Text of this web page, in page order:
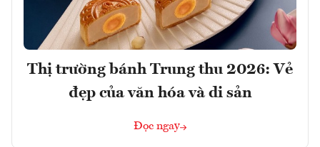
Thị trường bánh Trung thu 2026: Vẻ
đẹp của văn hóa và di sản
Đọc ngay